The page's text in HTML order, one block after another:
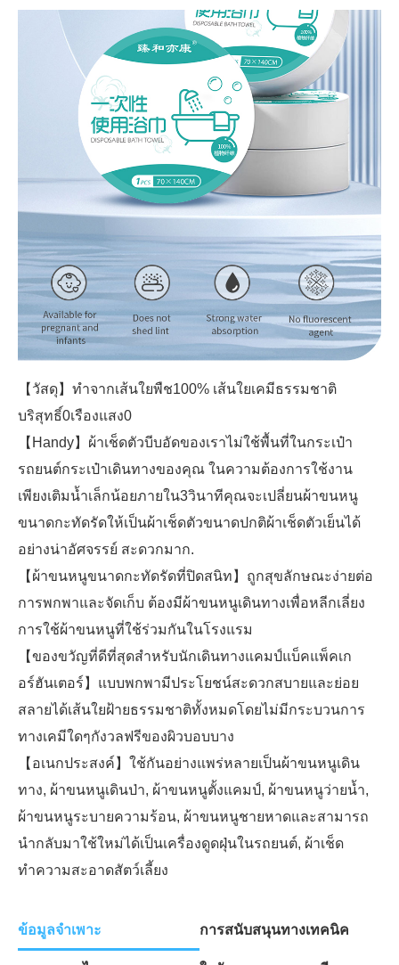
【วัสดุ】ทำจากเส้นใยพืช100% เส้นใยเคมีธรรมชาติ
บริสุทธิ์0เรืองแสง0
【Handy】ผ้าเช็ดตัวบีบอัดของเราไม่ใช้พื้นที่ในกระเป๋า
รถยนต์กระเป๋าเดินทางของคุณ ในความต้องการใช้งาน
เพียงเติมน้ำเล็กน้อยภายใน3วินาทีคุณจะเปลี่ยนผ้าขนหนู
ขนาดกะทัดรัดให้เป็นผ้าเช็ดตัวขนาดปกติผ้าเช็ดตัวเย็นได้
อย่างน่าอัศจรรย์ สะดวกมาก.
【ผ้าขนหนูขนาดกะทัดรัดที่ปิดสนิท】ถูกสุขลักษณะง่ายต่อ
การพกพาและจัดเก็บ ต้องมีผ้าขนหนูเดินทางเพื่อหลีกเลี่ยง
การใช้ผ้าขนหนูที่ใช้ร่วมกันในโรงแรม
【ของขวัญที่ดีที่สุดสำหรับนักเดินทางแคมป์แบ็คแพ็คเก
อร์ฮันเตอร์】แบบพกพามีประโยชน์สะดวกสบายและย่อย
สลายได้เส้นใยฝ้ายธรรมชาติทั้งหมดโดยไม่มีกระบวนการ
ทางเคมีใดๆกังวลฟรีของผิวบอบบาง
【อเนกประสงค์】ใช้กันอย่างแพร่หลายเป็นผ้าขนหนูเดิน
ทาง, ผ้าขนหนูเดินป่า, ผ้าขนหนูตั้งแคมป์, ผ้าขนหนูว่ายน้ำ,
ผ้าขนหนูระบายความร้อน, ผ้าขนหนูชายหาดและสามารถ
นำกลับมาใช้ใหม่ได้เป็นเครื่องดูดฝุ่นในรถยนต์, ผ้าเช็ด
ทำความสะอาดสัตว์เลี้ยง
ข้อมูลจำเพาะ การสนับสนุนทางเทคนิค